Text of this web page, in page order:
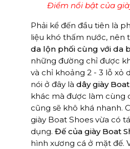
Điểm nổi bật của
Phải kể đến đầu tiên là
liệu khó thấm nước, nên
da lộn phối cùng với da
những đường chỉ được
và chỉ khoảng 2 - 3 lỗ xỏ
nói ở đây là dây giày
khác mà được làm cùng
cũng sẽ khô khá nhanh.
giày Boat Shoes vừa có
dụng. Đế của giày Boat
hình xương cá ở mặt đế.